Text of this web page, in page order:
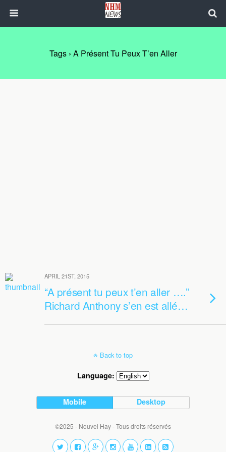
Tags › A Présent Tu Peux T’en Aller
APRIL 21ST, 2015
“A présent tu peux t’en aller ….”
Richard Anthony s’en est allé…
Back to top
Language:
Mobile Desktop
©2025 - Nouvel Hay - Tous droits réservés